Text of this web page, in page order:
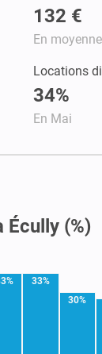
132 €
En moyenne
Locations
34%
En Mai
(%)
33%
30%